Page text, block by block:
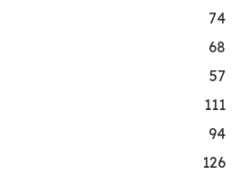
74
68
57
111
94
126